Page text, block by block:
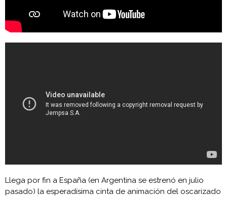
Llega por fin a España (en Argentina se estrenó en julio
pasado) la esperadísima cinta de animación del oscarizado